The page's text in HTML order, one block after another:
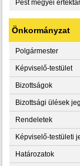
Pest megyei értéktár
Önkormányzat
Polgármester
Képviselő-testület
Bizottságok
Bizottsági ülések
Rendeletek
Képviselő-testületi
Határozatok